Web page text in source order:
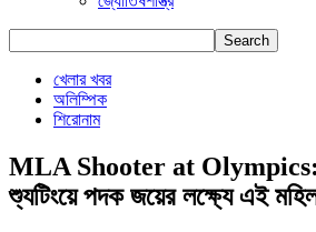
খেলার খবর
অলিম্পিক
শিরোনাম
MLA Shooter at Olympics:
শ্যুটিংয়ে পদক জয়ের লক্ষ্যে এই